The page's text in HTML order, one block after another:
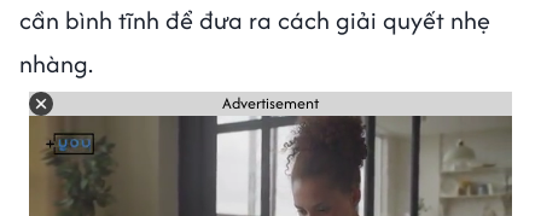
cần bình tĩnh để đưa ra cách giải quyết nhẹ
nhàng.
Advertisement